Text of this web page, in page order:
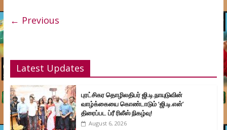
← Previous
Latest Updates
புரட்சிகர தொழிலதிபர் ஜி.டி.நாயுடுவின்
வாழ்க்கையை கொண்டாடும் ‘ஜி.டி.என்’
திரைப்பட ப்ரீ ரிலீஸ் நிகழ்வு!
August 6, 2026